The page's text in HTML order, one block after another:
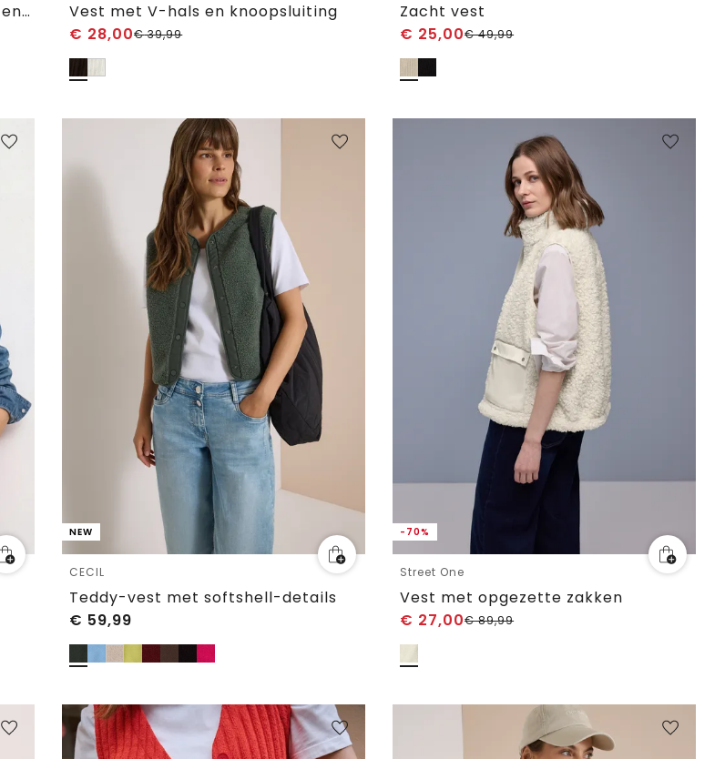
Gewatteerd vest met capuchon en zakken
Vest met V-hals en knoopsluiting
€ 28,00€39,99
Zacht vest
€ 25,00€49,99
NEW
CECIL
Teddy-vest met softshell-details
€ 59,99
-70%
Street One
Vest met opgezette zakken
€ 27,00€89,99